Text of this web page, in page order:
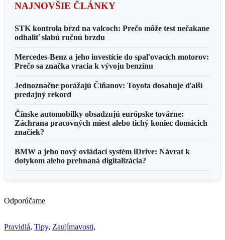
NAJNOVŠIE ČLÁNKY
STK kontrola bŕzd na valcoch: Prečo môže test nečakane
odhaliť slabú ručnú brzdu
Mercedes-Benz a jeho investície do spaľovacích motorov:
Prečo sa značka vracia k vývoju benzínu
Jednoznačne porážajú Číňanov: Toyota dosahuje ďalší
predajný rekord
Čínske automobilky obsadzujú európske továrne:
Záchrana pracovných miest alebo tichý koniec domácich
značiek?
BMW a jeho nový ovládací systém iDrive: Návrat k
dotykom alebo prehnaná digitalizácia?
Odporúčame
Pravidlá, Tipy, Zaujímavosti,